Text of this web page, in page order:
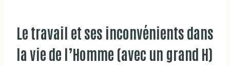
Le travail et ses inconvénients dans
la vie de l’Homme (avec un grand H)